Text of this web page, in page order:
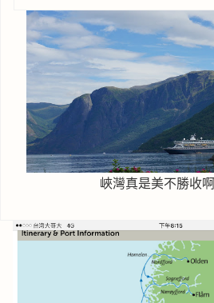
峽灣真是美不勝收啊